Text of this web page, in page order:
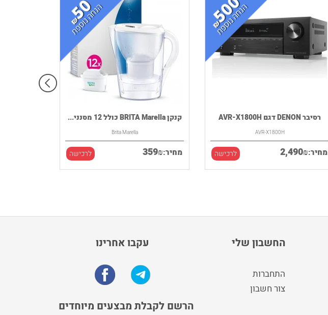
קנקן BRITA Marella כולל 12 מסנני...
Brita Marella
מחיר: 359₪ לרכישה
רסיבר DENON דגם AVR-X1800H
AVR-X1800H
מחיר: 2,490₪ לרכישה
עקבו אחרינו
הרשם לקבלת מבצעים מיוחדים
החשבון שלי
התחברות
צור חשבון